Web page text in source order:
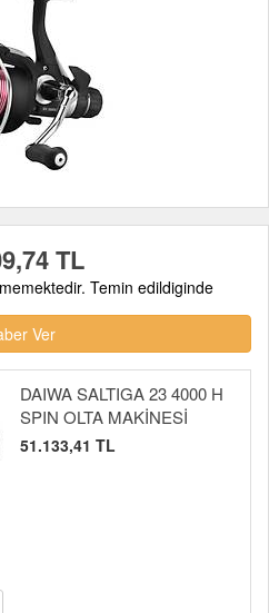
TL
Temin edildiginde
Ver
DAIWA SALTIGA 23 4000 H
SPIN OLTA MAKİNESİ
51.133,41 TL